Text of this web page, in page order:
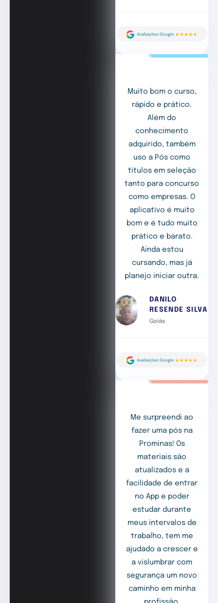
Muito bom o curso,
rápido e prático.
Além do
conhecimento
adquirido, também
uso a Pós como
títulos em seleção
tanto para concurso
como empresas. O
aplicativo é muito
bom e é tudo muito
prático e barato.
Ainda estou
cursando, mas já
planejo iniciar outra.
DANILO
RESENDE SILVA
Goiás
Me surpreendi ao
fazer uma pós na
Prominas! Os
materiais são
atualizados e a
facilidade de entrar
no App e poder
estudar durante
meus intervalos de
trabalho, tem me
ajudado a crescer e
a vislumbrar com
segurança um novo
caminho em minha